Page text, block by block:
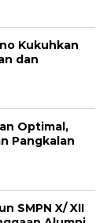
Kukuhkan
dan
Optimal,
Pangkalan
SMPN X/ XII